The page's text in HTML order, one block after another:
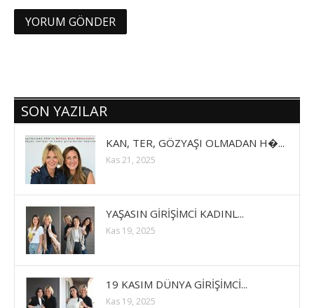
SON YAZILAR
KAN, TER, GÖZYAŞI OLMADAN H�...
Kas 21, 2025
YAŞASIN GİRİŞİMCİ KADINL...
Kas 19, 2025
19 KASIM DÜNYA GİRİŞİMCİ...
Kas 19, 2025